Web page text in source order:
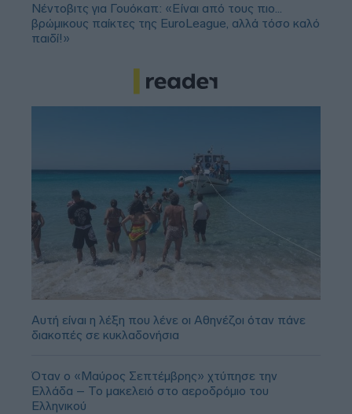
Νέντοβιτς για Γουόκαπ: «Είναι από τους πιο...
βρώμικους παίκτες της EuroLeague, αλλά τόσο καλό
παιδί!»
Αυτή είναι η λέξη που λένε οι Αθηνέζοι όταν πάνε
διακοπές σε κυκλαδονήσια
Όταν ο «Μαύρος Σεπτέμβρης» χτύπησε την
Ελλάδα – Το μακελειό στο αεροδρόμιο του
Ελληνικού